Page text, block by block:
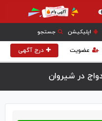
اپلیکیشن جستجو
درج آگهی عضویت
در شيروان